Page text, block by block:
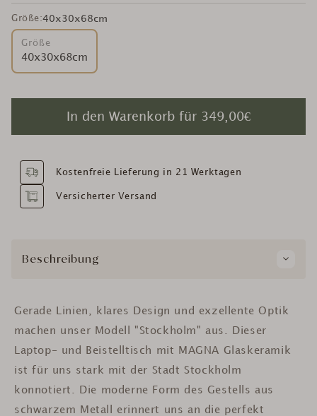
Größe:40x30x68cm
Größe
40x30x68cm
In den Warenkorb für 349,00€
Kostenfreie Lieferung in 21 Werktagen
Versicherter Versand
Beschreibung
Gerade Linien, klares Design und exzellente Optik
machen unser Modell "Stockholm" aus. Dieser
Laptop- und Beistelltisch mit MAGNA Glaskeramik
ist für uns stark mit der Stadt Stockholm
konnotiert. Die moderne Form des Gestells aus
schwarzem Metall erinnert uns an die perfekt